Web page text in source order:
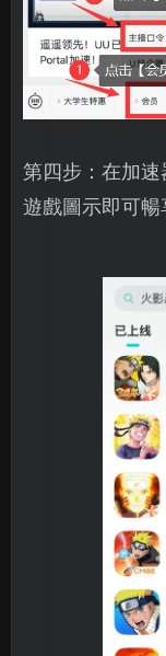
第四步：在加
遊戲圖示即可暢